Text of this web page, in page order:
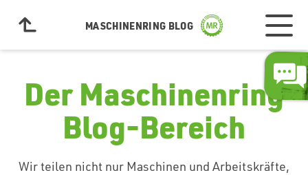
MASCHINENRING BLOG
Der Maschinenring
Blog-Bereich
Wir teilen nicht nur Maschinen und Arbeitskräfte,